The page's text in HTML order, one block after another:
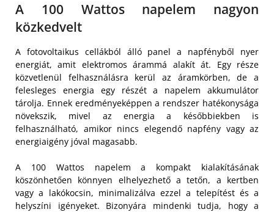
A 100 Wattos napelem nagyon
közkedvelt
A fotovoltaikus cellákból álló panel a napfényből nyer
energiát, amit elektromos árammá alakít át. Egy része
közvetlenül felhasználásra kerül az áramkörben, de a
felesleges energia egy részét a napelem akkumulátor
tárolja. Ennek eredményeképpen a rendszer hatékonysága
növekszik, mivel az energia a későbbiekben is
felhasználható, amikor nincs elegendő napfény vagy az
energiaigény jóval magasabb.
A 100 Wattos napelem a kompakt kialakításának
köszönhetően könnyen elhelyezhető a tetőn, a kertben
vagy a lakókocsin, minimalizálva ezzel a telepítést és a
helyszíni igényeket. Bizonyára mindenki tudja, hogy a